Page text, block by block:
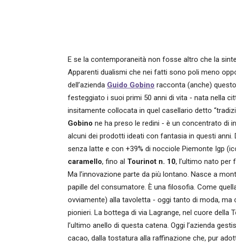
E se la contemporaneità non fosse altro che la
Apparenti dualismi che nei fatti sono poli meno
dell’azienda Guido Gobino racconta (anche)
festeggiato i suoi primi 50 anni di vita - nata nella
insitamente collocata in quel casellario detto
Gobino ne ha preso le redini - è un concentrato di
alcuni dei prodotti ideati con fantasia in questi anni.
senza latte e con +39% di nocciole Piemonte Igp
caramello, fino al Tourinot n. 10, l’ultimo nato per
Ma l’innovazione parte da più lontano. Nasce a
papille del consumatore. È una filosofia. Come
ovviamente) alla tavoletta - oggi tanto di moda, ma
pionieri. La bottega di via Lagrange, nel cuore della
l’ultimo anello di questa catena. Oggi l’azienda
cacao, dalla tostatura alla raffinazione che, pur